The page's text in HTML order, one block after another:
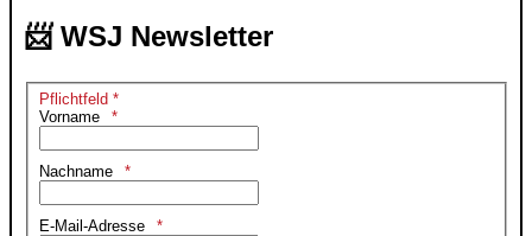
📨 WSJ Newsletter
Pflichtfeld *
Vorname
Nachname
E-Mail-Adresse